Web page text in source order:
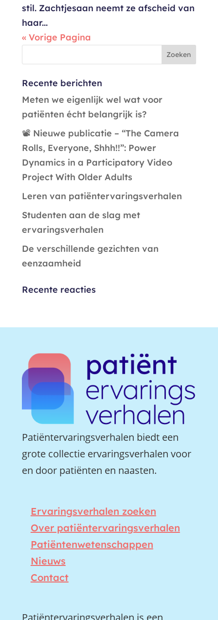
stil. Zachtjesaan neemt ze afscheid van
haar...
« Vorige Pagina
Recente berichten
Meten we eigenlijk wel wat voor
patiënten écht belangrijk is?
📽️ Nieuwe publicatie – “The Camera
Rolls, Everyone, Shhh!!”: Power
Dynamics in a Participatory Video
Project With Older Adults
Leren van patiëntervaringsverhalen
Studenten aan de slag met
ervaringsverhalen
De verschillende gezichten van
eenzaamheid
Recente reacties
Patiëntervaringsverhalen biedt een
grote collectie ervaringsverhalen voor
en door patiënten en naasten.
Ervaringsverhalen zoeken
Over patiëntervaringsverhalen
Patiëntenwetenschappen
Nieuws
Contact